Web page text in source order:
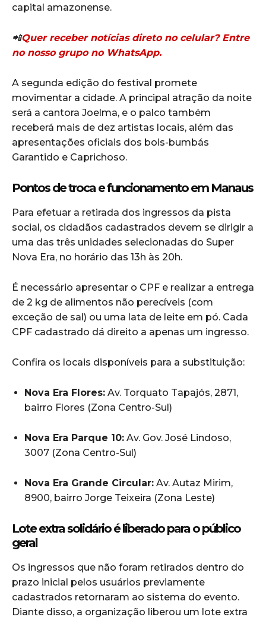
capital amazonense.
📲Quer receber notícias direto no celular? Entre
no nosso grupo no WhatsApp.
A segunda edição do festival promete
movimentar a cidade. A principal atração da noite
será a cantora Joelma, e o palco também
receberá mais de dez artistas locais, além das
apresentações oficiais dos bois-bumbás
Garantido e Caprichoso.
Pontos de troca e funcionamento em Manaus
Para efetuar a retirada dos ingressos da pista
social, os cidadãos cadastrados devem se dirigir a
uma das três unidades selecionadas do Super
Nova Era, no horário das 13h às 20h.
É necessário apresentar o CPF e realizar a entrega
de 2 kg de alimentos não perecíveis (com
exceção de sal) ou uma lata de leite em pó. Cada
CPF cadastrado dá direito a apenas um ingresso.
Confira os locais disponíveis para a substituição:
Nova Era Flores: Av. Torquato Tapajós, 2871,
bairro Flores (Zona Centro-Sul)
Nova Era Parque 10: Av. Gov. José Lindoso,
3007 (Zona Centro-Sul)
Nova Era Grande Circular: Av. Autaz Mirim,
8900, bairro Jorge Teixeira (Zona Leste)
Lote extra solidário é liberado para o público
geral
Os ingressos que não foram retirados dentro do
prazo inicial pelos usuários previamente
cadastrados retornaram ao sistema do evento.
Diante disso, a organização liberou um lote extra